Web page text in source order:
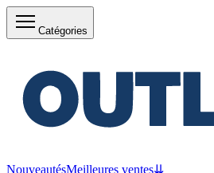
Catégories
NouveautésMeilleures ventes⇊